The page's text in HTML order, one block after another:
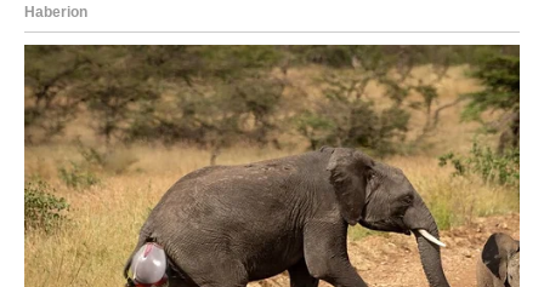
Zvijezde sada donose veliki ljubavni blagoslov mnogim
znakovima Zodijaka, ali posebno srećni biće Rakovi, Vage
i Ribe kojima dolazi ljubav kakvu su dugo zaslužili i o kojoj
su često sanjali.
Ovo je period tokom kojeg univerzum spaja ljude kojima
je suđeno da pronađu jedno drugo. Zvijezde poručuju da
otvorite srce i ne bježite od emocija, jer upravo sada